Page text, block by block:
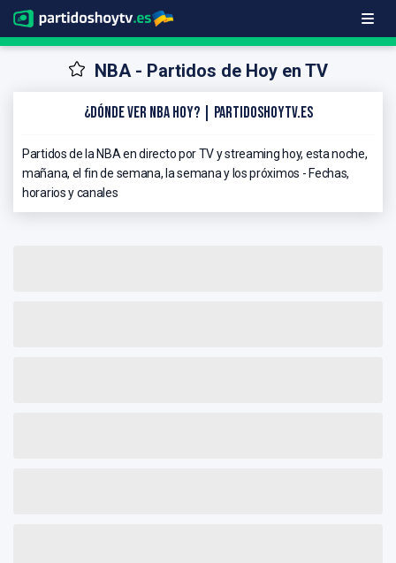
NBA - Partidos de Hoy en TV
¿Dónde ver NBA hoy? | PartidosHoyTV.es
Partidos de la NBA en directo por TV y streaming hoy, esta noche,
mañana, el fin de semana, la semana y los próximos - Fechas,
horarios y canales